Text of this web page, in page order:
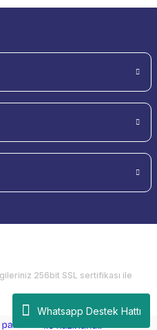
Whatsapp Destek Hattı
256bit SSL sertifikası ile